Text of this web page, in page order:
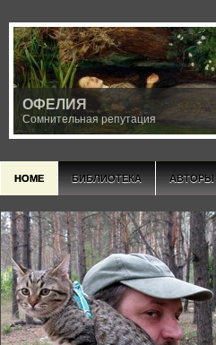
ОФЕЛИЯ
Сомнительная репутация
HOME БИБЛИОТЕКА АВТОРЫ